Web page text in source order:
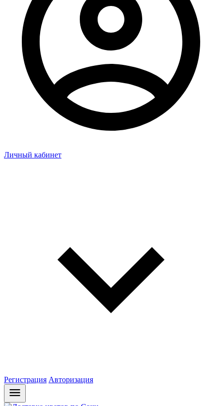
Личный кабинет
Регистрация Авторизация